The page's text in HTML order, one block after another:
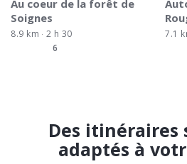
Au coeur de la forêt de
Soignes
8.9 km
2 h 30
6
7.1
Des itinéraires
adaptés à